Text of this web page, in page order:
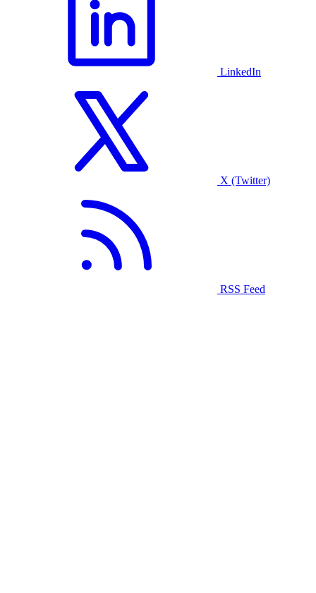
LinkedIn
X (Twitter)
RSS Feed